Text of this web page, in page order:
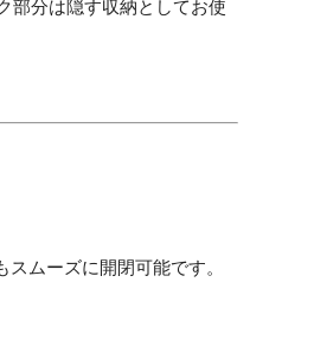
部分は隠す収納としてお使
ムーズに開閉可能です。